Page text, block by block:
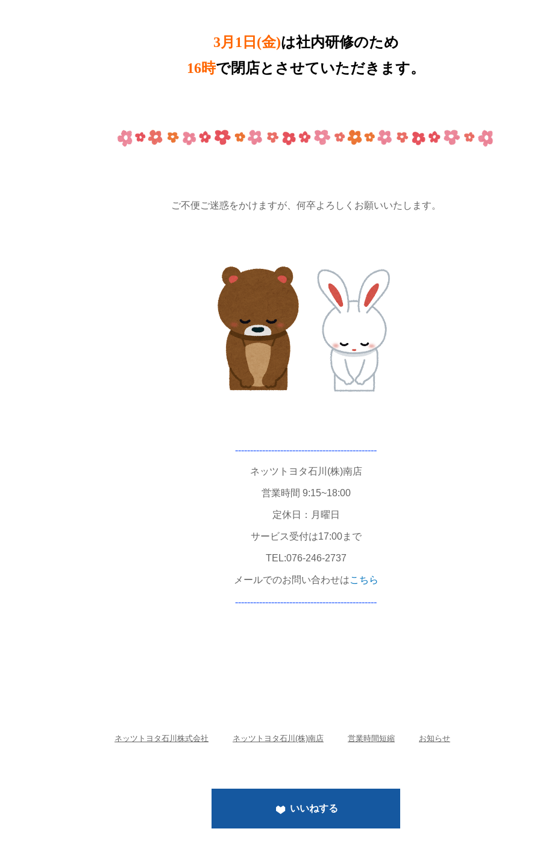
3月1日(金)は社内研修のため
16時で閉店とさせていただきます。
ご不便ご迷惑をかけますが、何卒よろしくお願いいたします。
-----------------------------------------------
ネッツトヨタ石川(株)南店
営業時間 9:15~18:00
定休日：月曜日
サービス受付は17:00まで
TEL:076-246-2737
メールでのお問い合わせはこちら
-----------------------------------------------
ネッツトヨタ石川株式会社 ネッツトヨタ石川(株)南店 営業時間短縮 お知らせ
いいねする